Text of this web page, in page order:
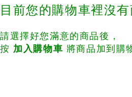
目前您的購物車裡沒
請選擇好您滿意的商品後，
按 加入購物車 將商品加到購